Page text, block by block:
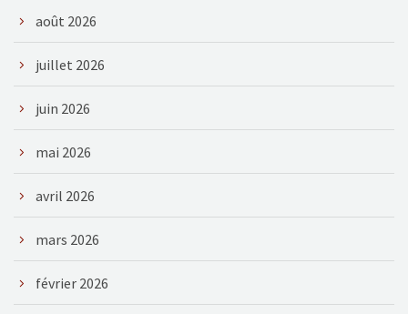
août 2026
juillet 2026
juin 2026
mai 2026
avril 2026
mars 2026
février 2026